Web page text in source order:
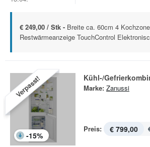
€ 249,00 / Stk - Breite ca. 60cm 4
Restwärmeanzeige TouchControl
Verpasst!
-15%
Kühl-/
Marke: Zanussi
Preis: € 799,00